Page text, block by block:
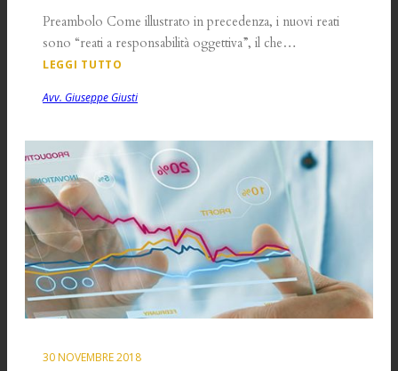
Preambolo Come illustrato in precedenza, i nuovi reati
sono “reati a responsabilità oggettiva”, il che…
LEGGI TUTTO
Avv. Giuseppe Giusti
30 NOVEMBRE 2018